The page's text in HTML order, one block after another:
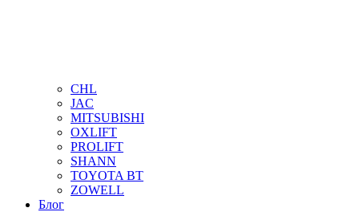
CHL
JAC
MITSUBISHI
OXLIFT
PROLIFT
SHANN
TOYOTA BT
ZOWELL
Блог